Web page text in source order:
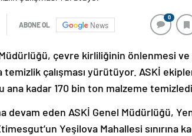
ABONE OL News
0
çevre kirliliğinin önlenmesi ve
temizlik çalışması yürütüyor. ASKİ
ana kadar 170 bin ton malzeme
devam eden ASKİ Genel Müdürlüğü,
Yeşilova Mahallesi sınırına